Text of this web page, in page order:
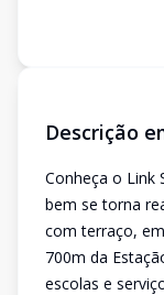
Descrição
Conheça o Link
bem se torna
com terraço,
700m da
escolas e